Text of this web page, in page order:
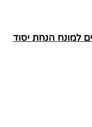
למונח הנחת יסוד